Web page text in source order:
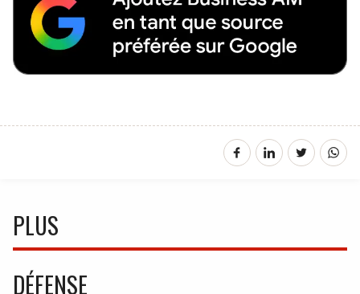
PLUS
DÉFENSE